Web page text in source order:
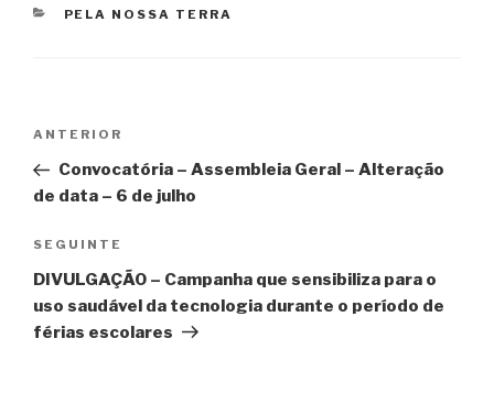
CATEGORIAS
PELA NOSSA TERRA
artigos
Conteúdo
anterior
ANTERIOR
Convocatória – Assembleia Geral – Alteração
de data – 6 de julho
Conteúdo
seguinte
SEGUINTE
DIVULGAÇÃO – Campanha que sensibiliza para o
uso saudável da tecnologia durante o período de
férias escolares